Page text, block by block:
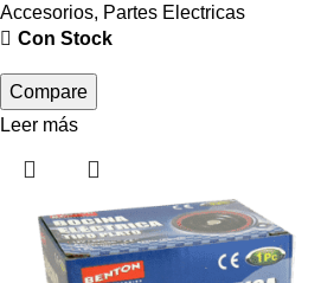
Accesorios, Partes Electricas
Con Stock
Compare
Leer más